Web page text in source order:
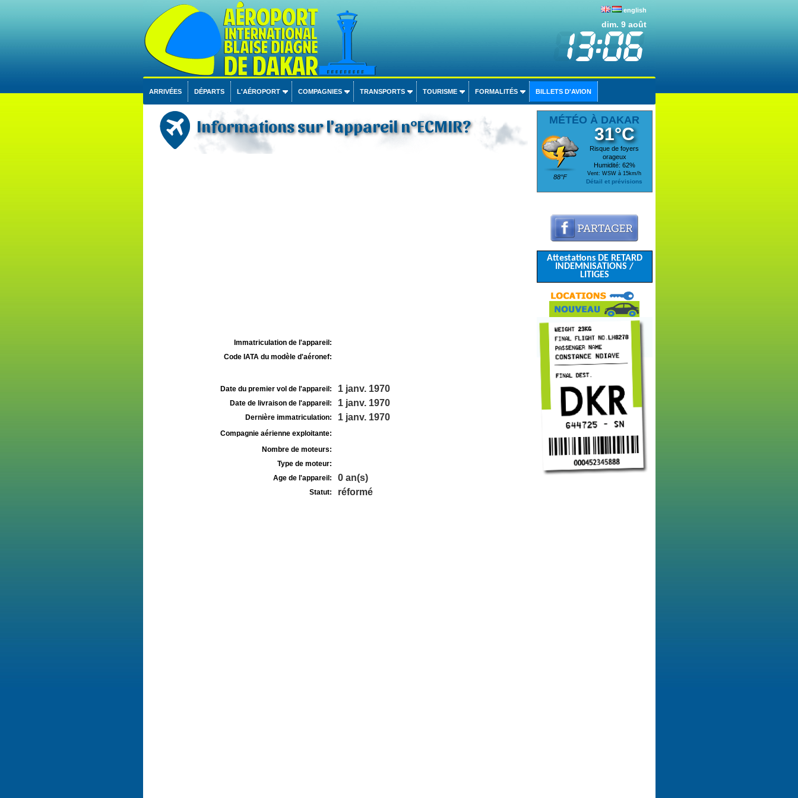
english
dim. 9 août
ARRIVÉES DÉPARTS L'AÉROPORT COMPAGNIES TRANSPORTS TOURISME FORMALITÉS BILLETS D'AVION
Informations sur l'appareil n°ECMIR?
Immatriculation de l'appareil:
Code IATA du modèle d'aéronef:
Date du premier vol de l'appareil: 1 janv. 1970
Date de livraison de l'appareil: 1 janv. 1970
Dernière immatriculation: 1 janv. 1970
Compagnie aérienne exploitante:
Nombre de moteurs:
Type de moteur:
Age de l'appareil:
0 an(s)
Statut: réformé
MÉTÉO À DAKAR
88°F
31°C
Risque de foyers
orageux
Humidité: 62%
Vent: WSW à 15km/h
Détail et prévisions
Attestations DE RETARD
INDEMNISATIONS /
LITIGES